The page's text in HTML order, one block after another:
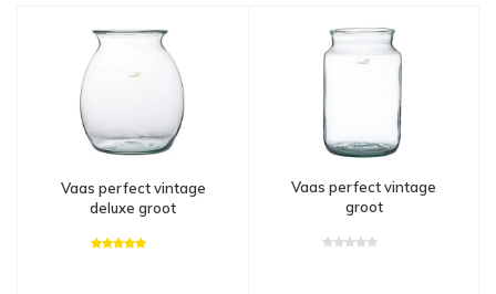
Vaas perfect vintage
deluxe groot
Vaas perfect vintage
groot